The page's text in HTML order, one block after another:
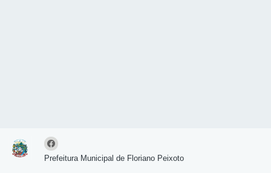
Prefeitura Municipal de Floriano Peixoto